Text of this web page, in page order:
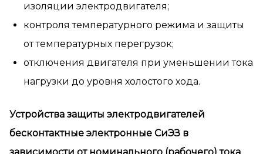
изоляции электродвигателя;
контроля температурного режима и защиты
от температурных перегрузок;
отключения двигателя при уменьшении тока
нагрузки до уровня холостого хода.
Устройства защиты электродвигателей
бесконтактные электронные СиЭЗ в